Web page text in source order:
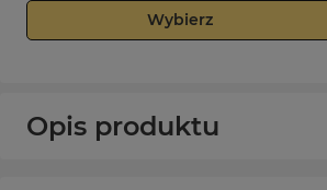
Wybierz
Opis produktu